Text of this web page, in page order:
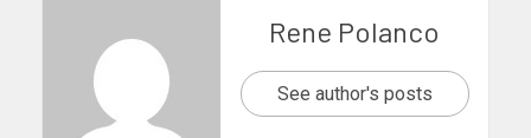
Rene Polanco
See author's posts